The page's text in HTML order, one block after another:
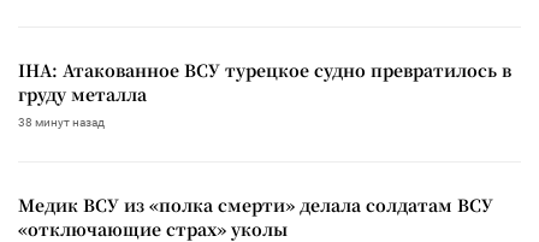
IHA: Атакованное ВСУ турецкое судно превратилось в
груду металла
38 минут назад
Медик ВСУ из «полка смерти» делала солдатам ВСУ
«отключающие страх» уколы